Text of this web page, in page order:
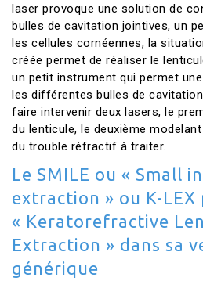
laser provoque une solution de
bulles de cavitation jointives, un
les cellules cornéennes, la
créée permet de réaliser le
un petit instrument qui permet
les différentes bulles de
faire intervenir deux lasers, le
du lenticule, le deuxième
du trouble réfractif à traiter.
Le SMILE ou « Small
extraction » ou K-LEX
« Keratorefractive
Extraction » dans sa
générique